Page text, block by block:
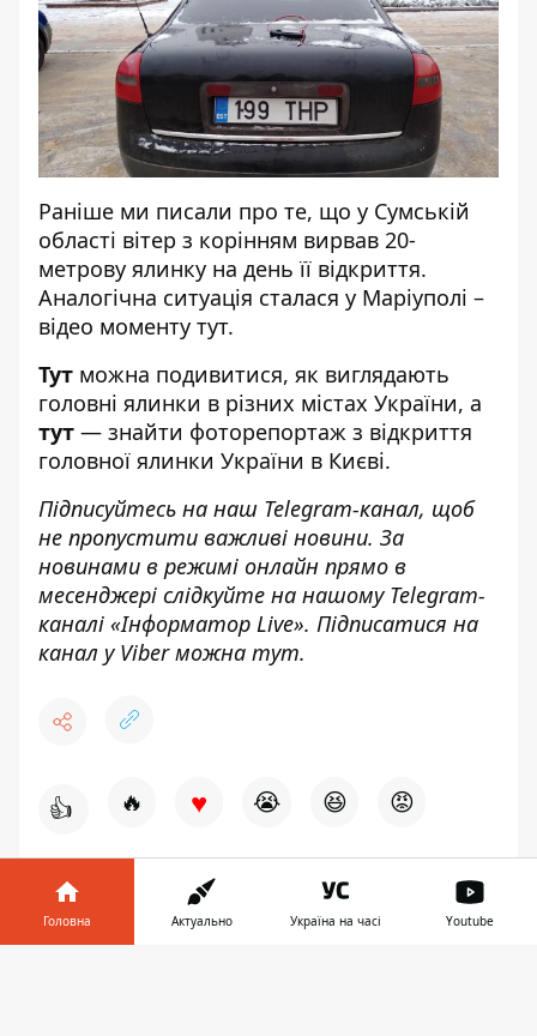
Раніше ми писали про те, що у Сумській
області вітер з корінням вирвав 20-
метрову ялинку на день її відкриття.
Аналогічна ситуація сталася у Маріуполі –
відео моменту тут.
Тут можна подивитися, як виглядають
головні ялинки в різних містах України, а
тут — знайти фоторепортаж з відкриття
головної ялинки України в Києві.
Підписуйтесь на наш Telegram-канал, щоб
не пропустити важливі новини. За
новинами в режимі онлайн прямо в
месенджері слідкуйте на нашому Telegram-
каналі «Інформатор Live». Підписатися на
канал у Viber можна тут.
👍 🔥 ♥ 😭 😆 😡
Головна Актуально Україна на часі Youtube